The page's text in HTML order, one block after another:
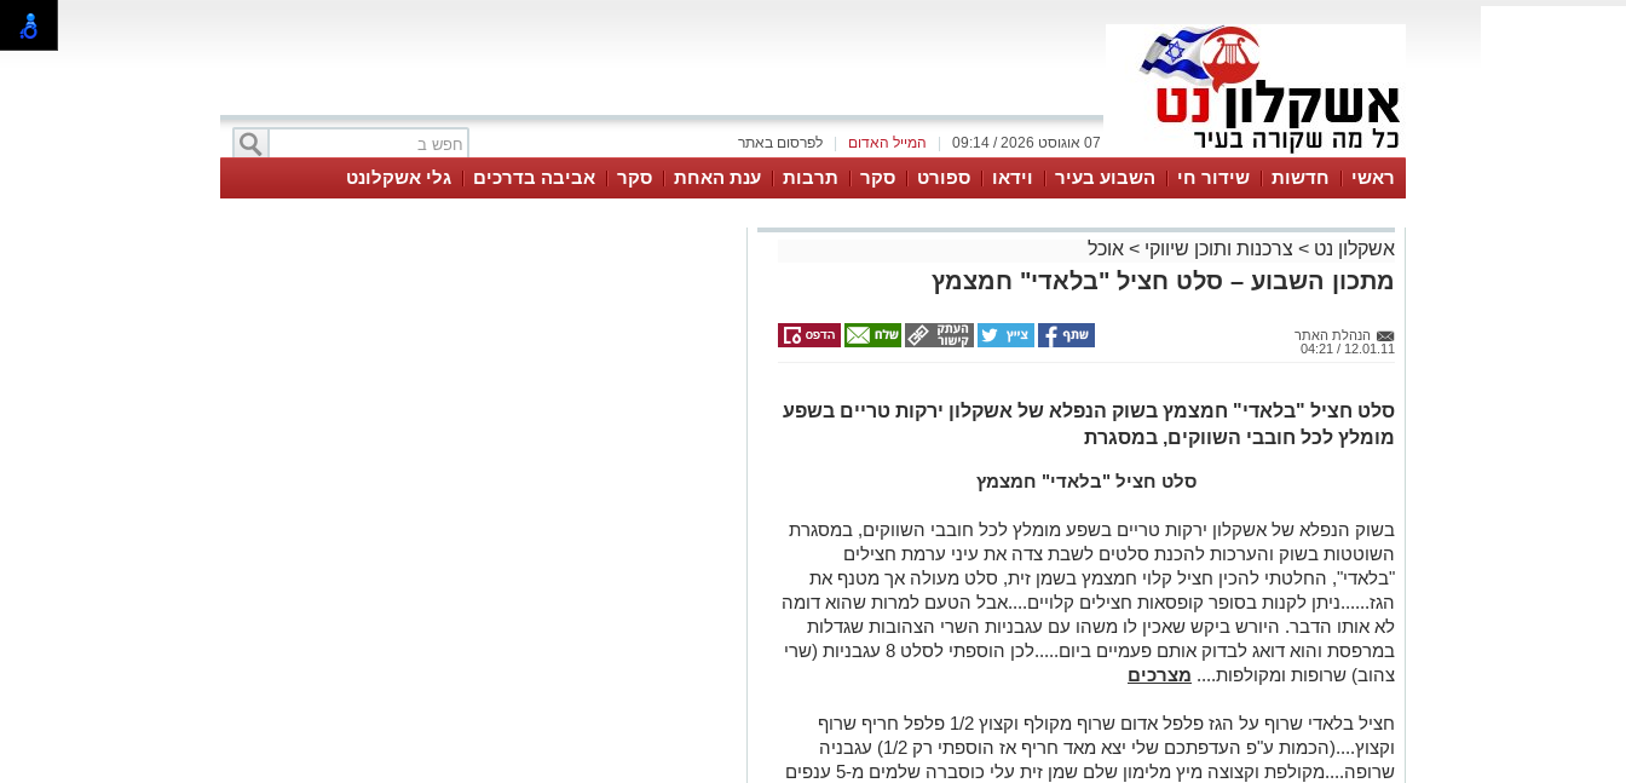
לפרסום באתר המייל האדום 07 אוגוסט 2026 / 09:14
ראשי חדשות שידור חי השבוע בעיר וידאו ספורט סקר תרבות ענת האחת סקר אביבה בדרכים גלי אשקלונט
אשקלון נט > צרכנות ותוכן שיווקי > אוכל
מתכון השבוע – סלט חציל "בלאדי" חמצמץ
הנהלת האתר
12.01.11 / 04:21
סלט חציל "בלאדי" חמצמץ בשוק הנפלא של אשקלון ירקות טריים בשפע
מומלץ לכל חובבי השווקים, במסגרת
סלט חציל "בלאדי" חמצמץ
בשוק הנפלא של אשקלון ירקות טריים בשפע מומלץ לכל חובבי השווקים, במסגרת
השוטטות בשוק והערכות להכנת סלטים לשבת צדה את עיני ערמת חצילים
"בלאדי", החלטתי להכין חציל קלוי חמצמץ בשמן זית, סלט מעולה אך מטנף את
הגז......ניתן לקנות בסופר קופסאות חצילים קלויים....אבל הטעם למרות שהוא דומה
לא אותו הדבר. היורש ביקש שאכין לו משהו עם עגבניות השרי הצהובות שגדלות
במרפסת והוא דואג לבדוק אותם פעמיים ביום.....לכן הוספתי לסלט 8 עגבניות (שרי
צהוב) שרופות ומקולפות.... מצרכים
חציל בלאדי שרוף על הגז פלפל אדום שרוף מקולף וקצוץ 1/2 פלפל חריף שרוף
וקצוץ....(הכמות ע"פ העדפתכם שלי יצא מאד חריף אז הוספתי רק 1/2) עגבניה
שרופה....מקולפת וקצוצה מיץ מלימון שלם שמן זית עלי כוסברה שלמים מ-5 ענפים